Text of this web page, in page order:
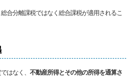
合分離課税ではなく総合課税が適用されるこ
はなく、 不動産所得とその他の所得を通算さ